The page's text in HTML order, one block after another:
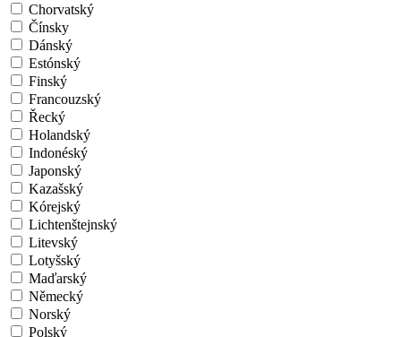
Chorvatský
Čínsky
Dánský
Estónský
Finský
Francouzský
Řecký
Holandský
Indonéský
Japonský
Kazašský
Kórejský
Lichtenštejnský
Litevský
Lotyšský
Maďarský
Německý
Norský
Polský